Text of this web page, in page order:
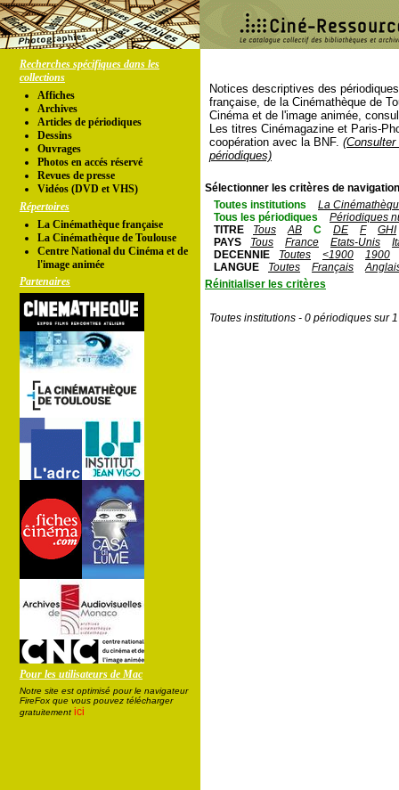
Recherches spécifiques dans les
collections
Affiches
Archives
Articles de périodiques
Dessins
Ouvrages
Photos en accés réservé
Revues de presse
Vidéos (DVD et VHS)
Répertoires
La Cinémathèque française
La Cinémathèque de Toulouse
Centre National du Cinéma et de
l'image animée
Partenaires
Pour les utilisateurs de Mac
Notre site est optimisé pour le navigateur
FireFox que vous pouvez télécharger
gratuitement ici
Notices descriptives des
française, de la Cinémathèque de
Cinéma et de l'image animée,
Les titres Cinémagazine et Paris-
coopération avec la BNF.
périodiques)
Sélectionner les critères de
Toutes institutions
La
Tous les périodiques
Périodiques
TITRE
Tous AB C DE F
GHI
PAYS
Tous France Etats-Unis
DECENNIE
Toutes <1900
1900
LANGUE
Toutes Français
Réinitialiser les critères
Toutes institutions - 0 périodiques sur